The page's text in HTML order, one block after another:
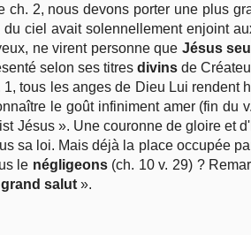
2, nous devons porter une plus
ciel avait solennellement enjoint
ne virent personne que Jésus seul
selon ses titres divinsde
tous les anges de Dieu Lui rendent
le goût infiniment amer (fin du
Jésus ». Une couronne de gloire et
sa loi. Mais déjà la place occupée
le négligeons(ch. 10 v. 29) ?
salut ».